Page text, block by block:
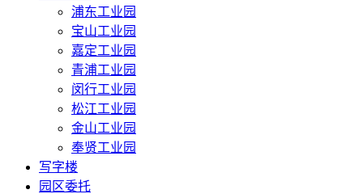
浦东工业园
宝山工业园
嘉定工业园
青浦工业园
闵行工业园
松江工业园
金山工业园
奉贤工业园
写字楼
园区委托